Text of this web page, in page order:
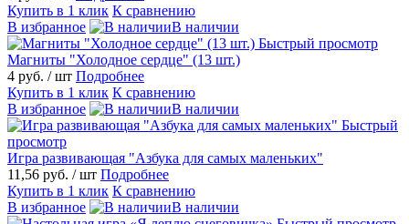
Купить в 1 клик К сравнению
В избранное
В наличии
Быстрый просмотр
Магниты "Холодное сердце" (13 шт.)
4 руб. / шт Подробнее
Купить в 1 клик К сравнению
В избранное
В наличии
Быстрый
просмотр
Игра развивающая "Азбука для самых маленьких"
11,56 руб. / шт Подробнее
Купить в 1 клик К сравнению
В избранное
В наличии